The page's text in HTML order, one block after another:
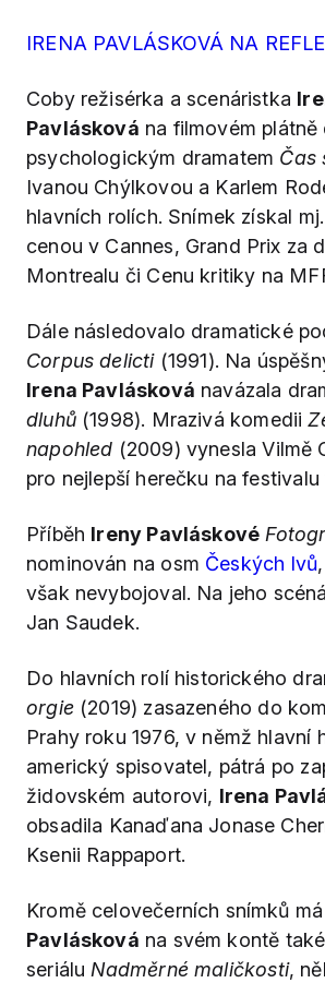
IRENA PAVLÁSKOVÁ NA
Coby režisérka a scenáristka
Pavlásková na filmovém plátně
psychologickým dramatem Čas
Ivanou Chýlkovou a Karlem
hlavních rolích. Snímek získal
cenou v Cannes, Grand Prix za
Montrealu či Cenu kritiky na
Dále následovalo dramatické
Corpus delicti(1991). Na
Irena Pavlásková navázala
dluhů(1998). Mrazivá komedii
napohled (2009) vynesla Vilmě
pro nejlepší herečku na
Příběh Ireny Pavláskové
nominován na osm Českých lvů
však nevybojoval. Na jeho
Jan Saudek.
Do hlavních rolí historického
orgie(2019) zasazeného do
Prahy roku 1976, v němž hlavní
americký spisovatel, pátrá po
židovském autorovi, Irena
obsadila Kanaďana Jonase
Ksenii Rappaport.
Kromě celovečerních snímků má
Pavlásková na svém kontě
seriálu Nadměrné maličkosti,